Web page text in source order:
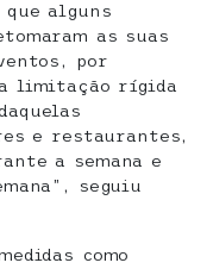
alguns
as suas
por
limitação rígida
e restaurantes,
a semana e
seguiu
como